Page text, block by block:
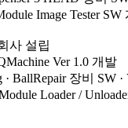
Image Tester SW
사 설립
Ver 1.0 개발
· BallRepair 장비 SW
Loader /